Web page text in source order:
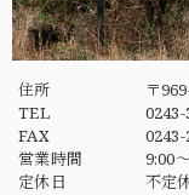
住所
〒
TEL
FAX
営業時間
9:00
定休日
不定